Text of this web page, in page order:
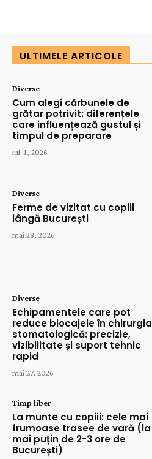
ULTIMELE ARTICOLE
Diverse
Cum alegi cărbunele de
grătar potrivit: diferențele
care influențează gustul și
timpul de preparare
iul. 1, 2026
Diverse
Ferme de vizitat cu copiii
lângă București
mai 28, 2026
Diverse
Echipamentele care pot
reduce blocajele în chirurgia
stomatologică: precizie,
vizibilitate și suport tehnic
rapid
mai 27, 2026
Timp liber
La munte cu copiii: cele mai
frumoase trasee de vară (la
mai puțin de 2-3 ore de
București)